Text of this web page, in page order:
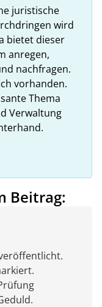
juristische
wird
bietet dieser
anregen,
nachfragen.
vorhanden.
Thema
Verwaltung
Beitrag: